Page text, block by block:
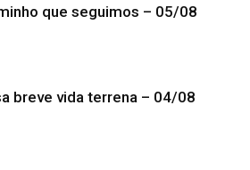
que seguimos – 05/08
breve vida terrena – 04/08